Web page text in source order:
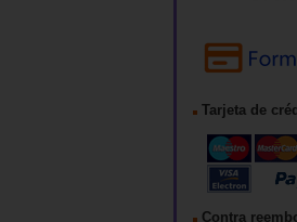
Tarjeta de
Contra